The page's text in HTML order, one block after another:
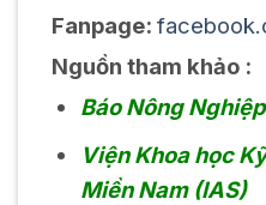
Fanpage:
Nguồn tham khảo :
Báo Nông
Viện Khoa học
Miền Nam (IAS)